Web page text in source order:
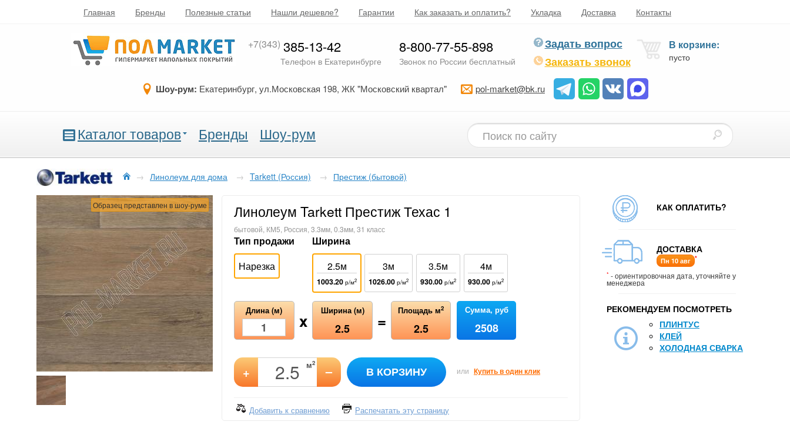
Главная Бренды Полезные статьи Нашли дешевле? Гарантии Как заказать и оплатить? Укладка Доставка Контакты
+7(343) 385-13-42
Телефон в Екатеринбурге
8-800-77-55-898
Звонок по России бесплатный
Задать вопрос
Заказать звонок
В корзине:
пусто
Шоу-рум: Екатеринбург, ул.Московская 198, ЖК "Московский квартал" pol-market@bk.ru
Каталог товаров Бренды Шоу-рум
→ Линолеум для дома → Tarkett (Россия) → Престиж (бытовой)
Образец представлен в шоу-руме Линолеум Tarkett Престиж Техас 1
бытовой, КМ5, Россия, 3.3мм, 0.3мм, 31 класс
Тип продажи
Нарезка
Ширина
2.5м
1003.20 р/м2
3м
1026.00 р/м2
3.5м
930.00 р/м2
4м
930.00 р/м2
Длина (м) x Ширина (м)
2.5 = Площадь м2
2.5
Сумма, руб
2508
+ м2 – В КОРЗИНУ или Купить в один клик
Добавить к сравнению Распечатать эту страницу
КАК ОПЛАТИТЬ?
ДОСТАВКА
Пн 10 авг *
* - ориентировочная дата, уточняйте у
менеджера
РЕКОМЕНДУЕМ ПОСМОТРЕТЬ
ПЛИНТУС
КЛЕЙ
ХОЛОДНАЯ СВАРКА